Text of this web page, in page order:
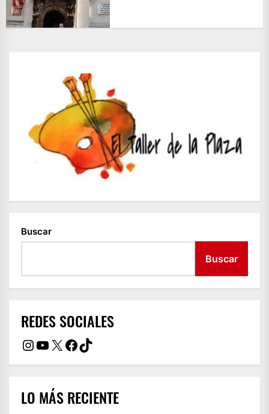
Buscar
Buscar
REDES SOCIALES
Instagram
YouTube
X Facebook
TikTok
LO MÁS RECIENTE